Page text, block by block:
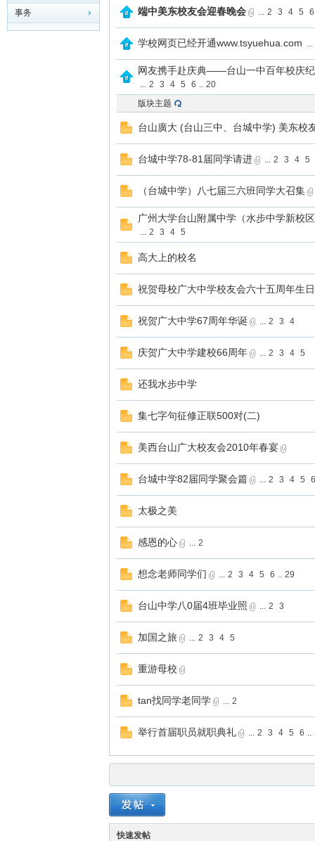
事务
端中美东校友会迎春晚会 ... 2 3 4 5 6
学校网页已经开通www.tsyuehua.com ...
网友携手赴庆典——台山一中百年校庆
... 2 3 4 5 6 .. 20
版块主题
台山廣大 (台山三中、台城中学) 美东校
台城中学78-81届同学请进 ... 2 3 4 5
（台城中学）八七届三六班同学大召集
广州大学台山附属中学（水步中学新校
... 2 3 4 5
高大上的校名
祝贺母校广大中学校友会六十五周年生
祝贺广大中学67周年华诞 ... 2 3 4
庆贺广大中学建校66周年 ... 2 3 4 5
还我水步中学
集七字句征修正联500对(二)
美西台山广大校友会2010年春宴
台城中学82届同学聚会篇 ... 2 3 4 5 6
太极之美
感恩的心 ... 2
想念老师同学们 ... 2 3 4 5 6 .. 29
台山中学八0届4班毕业照 ... 2 3
加国之旅 ... 2 3 4 5
重游母校
tan找同学老同学 ... 2
举行首届职员就职典礼 ... 2 3 4 5 6 ..
快速发帖